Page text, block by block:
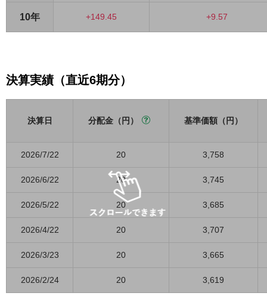
10年 +149.45 +9.57
決算実績（直近6期分）
決算日 分配金（円） 基準価額（円）
2026/7/22 20 3,758
2026/6/22 20 3,745
2026/5/22 20 3,685
2026/4/22 20 3,707
2026/3/23 20 3,665
2026/2/24 20 3,619